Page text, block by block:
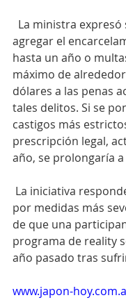
agregar el
hasta un año o
máximo de
dólares a las penas
tales delitos. Si se
castigos más
prescripción legal,
año, se prolongaría a
por medidas más
de que una
programa de reality
año pasado tras
www.japon-